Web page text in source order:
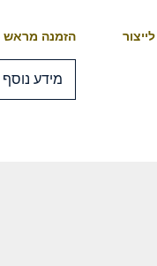
הזמנה מראש 10-14 ימי עסקים לייצור
מידע נוסף